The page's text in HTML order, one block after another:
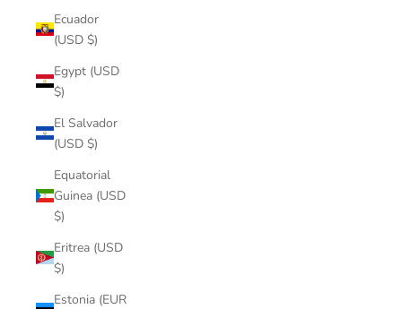
Ecuador
(USD $)
Egypt (USD
$)
El Salvador
(USD $)
Equatorial
Guinea (USD
$)
Eritrea (USD
$)
Estonia (EUR